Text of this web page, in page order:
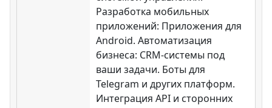
Разработка мобильных
приложений: Приложения для
Android. Автоматизация
бизнеса: CRM-системы под
ваши задачи. Боты для
Telegram и других платформ.
Интеграция API и сторонних